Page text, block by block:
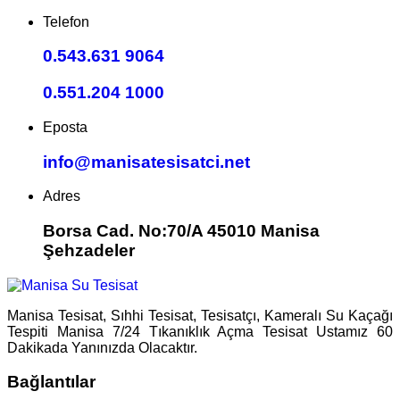
Telefon
0.543.631 9064
0.551.204 1000
Eposta
info@manisatesisatci.net
Adres
Borsa Cad. No:70/A 45010 Manisa
Şehzadeler
Manisa Tesisat, Sıhhi Tesisat, Tesisatçı, Kameralı Su Kaçağı
Tespiti Manisa 7/24 Tıkanıklık Açma Tesisat Ustamız 60
Dakikada Yanınızda Olacaktır.
Bağlantılar